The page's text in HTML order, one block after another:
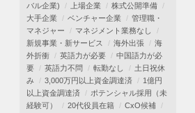
バル企業)
上場企業
株式公開準備
大手企業
ベンチャー企業
管理職・
マネジャー
マネジメント業務なし
新規事業・新サービス
海外出張
海
外折衝
英語力が必要
中国語力が必
要
英語力不問 転勤なし
土日祝休
み
3,000万円以上資金調達済
1億円
以上資金調達済
ポテンシャル採用（未
経験可）
20代役員在籍
CxO候補